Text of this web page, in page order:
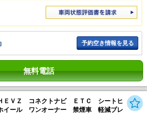
予約空き情報を見る
無料電話
ＥＶＺ コネクトナビ ＥＴＣ シートヒ
イール ワンオーナー 禁煙車 軽減ブレ